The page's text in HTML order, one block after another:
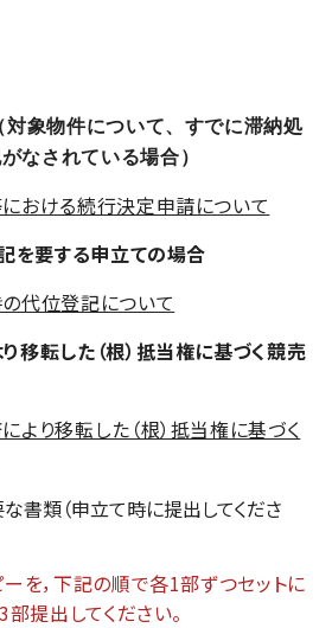
対象物件について、すでに滞納処
なされている場合）
おける続行決定申請について
を要する申立ての場合
代位登記について
移転した（根）抵当権に基づく競売
より移転した（根）抵当権に基づく
書類（申立て時に提出してくださ
を，下記の順で各1部ずつセットに
提出してください。